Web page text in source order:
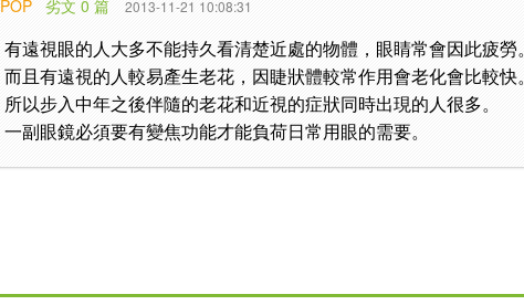
POP 劣文 0 篇 2013-11-21 10:08:31
有遠視眼的人大多不能持久看清楚近處的物體，眼睛常會因此疲勞。
而且有遠視的人較易產生老花，因睫狀體較常作用會老化會比較快。
所以步入中年之後伴隨的老花和近視的症狀同時出現的人很多。
一副眼鏡必須要有變焦功能才能負荷日常用眼的需要。